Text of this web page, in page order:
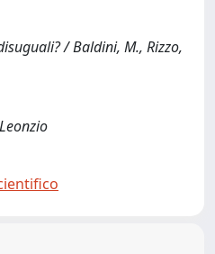
/ Baldini, M., Rizzo,